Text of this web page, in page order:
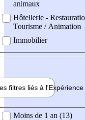
animaux
Hôtellerie -
Tourisme / Animation
Immobilier
filtres liés à l'Expérience
demandée
Moins de 1 an (13)